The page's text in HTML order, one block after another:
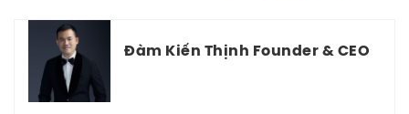
Đàm Kiến Thịnh Founder & CEO